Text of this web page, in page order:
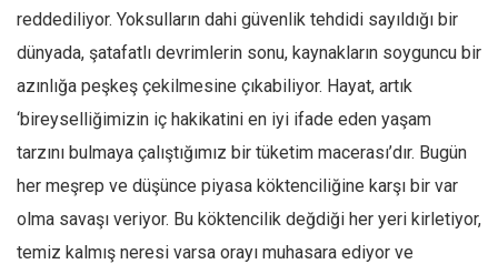
Gıda-Beslenme
Hayat
Türkiye
Siyaset
Avrupa
Asya
reddediliyor. Yoksulların dahi güvenlik tehdidi sayıldığı bir
dünyada, şatafatlı devrimlerin sonu, kaynakların soyguncu bir
azınlığa peşkeş çekilmesine çıkabiliyor. Hayat, artık
‘bireyselliğimizin iç hakikatini en iyi ifade eden yaşam
tarzını bulmaya çalıştığımız bir tüketim macerası’dır. Bugün
her meşrep ve düşünce piyasa köktenciliğine karşı bir var
olma savaşı veriyor. Bu köktencilik değdiği her yeri kirletiyor,
temiz kalmış neresi varsa orayı muhasara ediyor ve